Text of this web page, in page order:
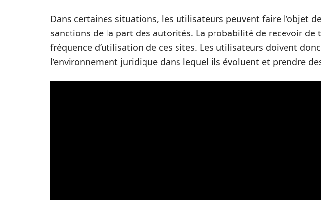
Dans certaines situations, les utilisateurs peuvent faire l’objet
sanctions de la part des autorités. La probabilité de recevoir de
fréquence d’utilisation de ces sites. Les utilisateurs doivent
l’environnement juridique dans lequel ils évoluent et prendre